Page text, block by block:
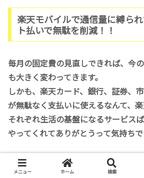
楽天モバイルで通信量に縛ら
ト払いで無駄を削減！！
毎月の固定費の見直しできれば、今
も大きく変わってきます。
しかも、楽天カード、銀行、証券、
が無駄なく支払いに使えるなんて、楽
それぞれ生活の基盤になるサービス
やってくれてありがとうって気持ちで
最後におさらいです！
メニュー ホーム 検索